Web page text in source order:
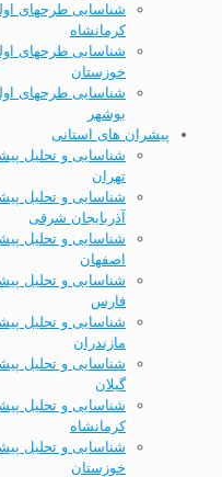
شناسایی طرحهای
کرمانشاه
شناسایی طرحهای
خوزستان
شناسایی طرحهای
بوشهر
پیشران های استانی
شناسایی و تحلیل
تهران
شناسایی و تحلیل
آذربایجان شرقی
شناسایی و تحلیل
اصفهان
شناسایی و تحلیل
فارس
شناسایی و تحلیل
مازندران
شناسایی و تحلیل
گیلان
شناسایی و تحلیل
کرمانشاه
شناسایی و تحلیل
خوزستان